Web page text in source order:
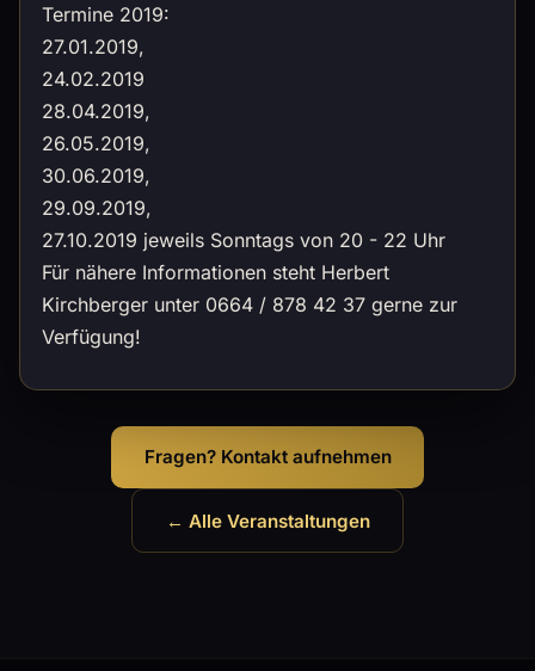
Termine 2019:
27.01.2019,
24.02.2019
28.04.2019,
26.05.2019,
30.06.2019,
29.09.2019,
27.10.2019 jeweils Sonntags von 20 - 22 Uhr
Für nähere Informationen steht Herbert
Kirchberger unter 0664 / 878 42 37 gerne zur
Verfügung!
Fragen? Kontakt aufnehmen
← Alle Veranstaltungen